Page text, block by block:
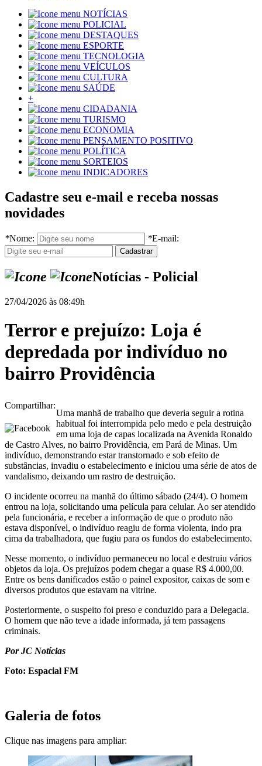
NOTÍCIAS
POLICIAL
DESTAQUES
ESPORTE
TECNOLOGIA
VEÍCULOS
CULTURA
SAÚDE
+
CIDADANIA
TURISMO
ECONOMIA
PENSAMENTO POSITIVO
POLÍTICA
SORTEIOS
INDICADORES
Cadastre seu e-mail e receba nossas
novidades
*Nome: *E-mail:
Notícias - Policial
27/04/2026 às 08:49h
Terror e prejuízo: Loja é
depredada por indivíduo no
bairro Providência
Compartilhar:
Uma manhã de trabalho que deveria seguir a rotina
habitual foi interrompida pelo medo e pela destruição
em uma loja de capas localizada na Avenida Ronaldo
de Castro Alves, no bairro Providência, em Pará de Minas. Um
indivíduo, demonstrando estar transtornado e sob efeito de
substâncias, invadiu o estabelecimento e iniciou uma série de atos de
vandalismo, deixando um rastro de destruição.
O incidente ocorreu na manhã do último sábado (24/4). O homem
entrou na loja, solicitando uma película para celular. Ao ser atendido
pela funcionária, e receber a informação de que o produto não
estava disponível, o indivíduo reagiu de forma violenta, indo pra
cima da trabalhadora, que fugiu para os fundos do estabelecimento.
Nesse momento, o indivíduo permaneceu no local e destruiu vários
objetos da loja. Os prejuízos podem chegar a quase R$ 4.000,00.
Entre os bens danificados estão o painel expositor, caixas de som e
diversos produtos que estavam na vitrine.
Posteriormente, o suspeito foi preso e conduzido para a Delegacia.
O homem que não teve a idade informada, já tem passagens
criminais.
Por JC Notícias
Foto: Espacial FM
Galeria de fotos
Clique nas imagens para ampliar: